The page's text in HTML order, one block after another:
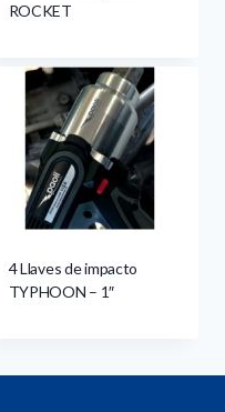
ROCKET
4 Llaves de impacto
TYPHOON – 1″